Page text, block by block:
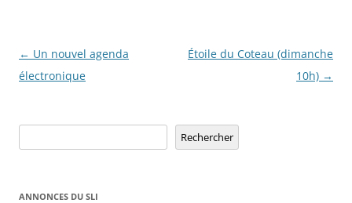
Navigation
des
← Un nouvel agenda
électronique
Étoile du Coteau (dimanche
10h) →
Rechercher
ANNONCES DU SLI